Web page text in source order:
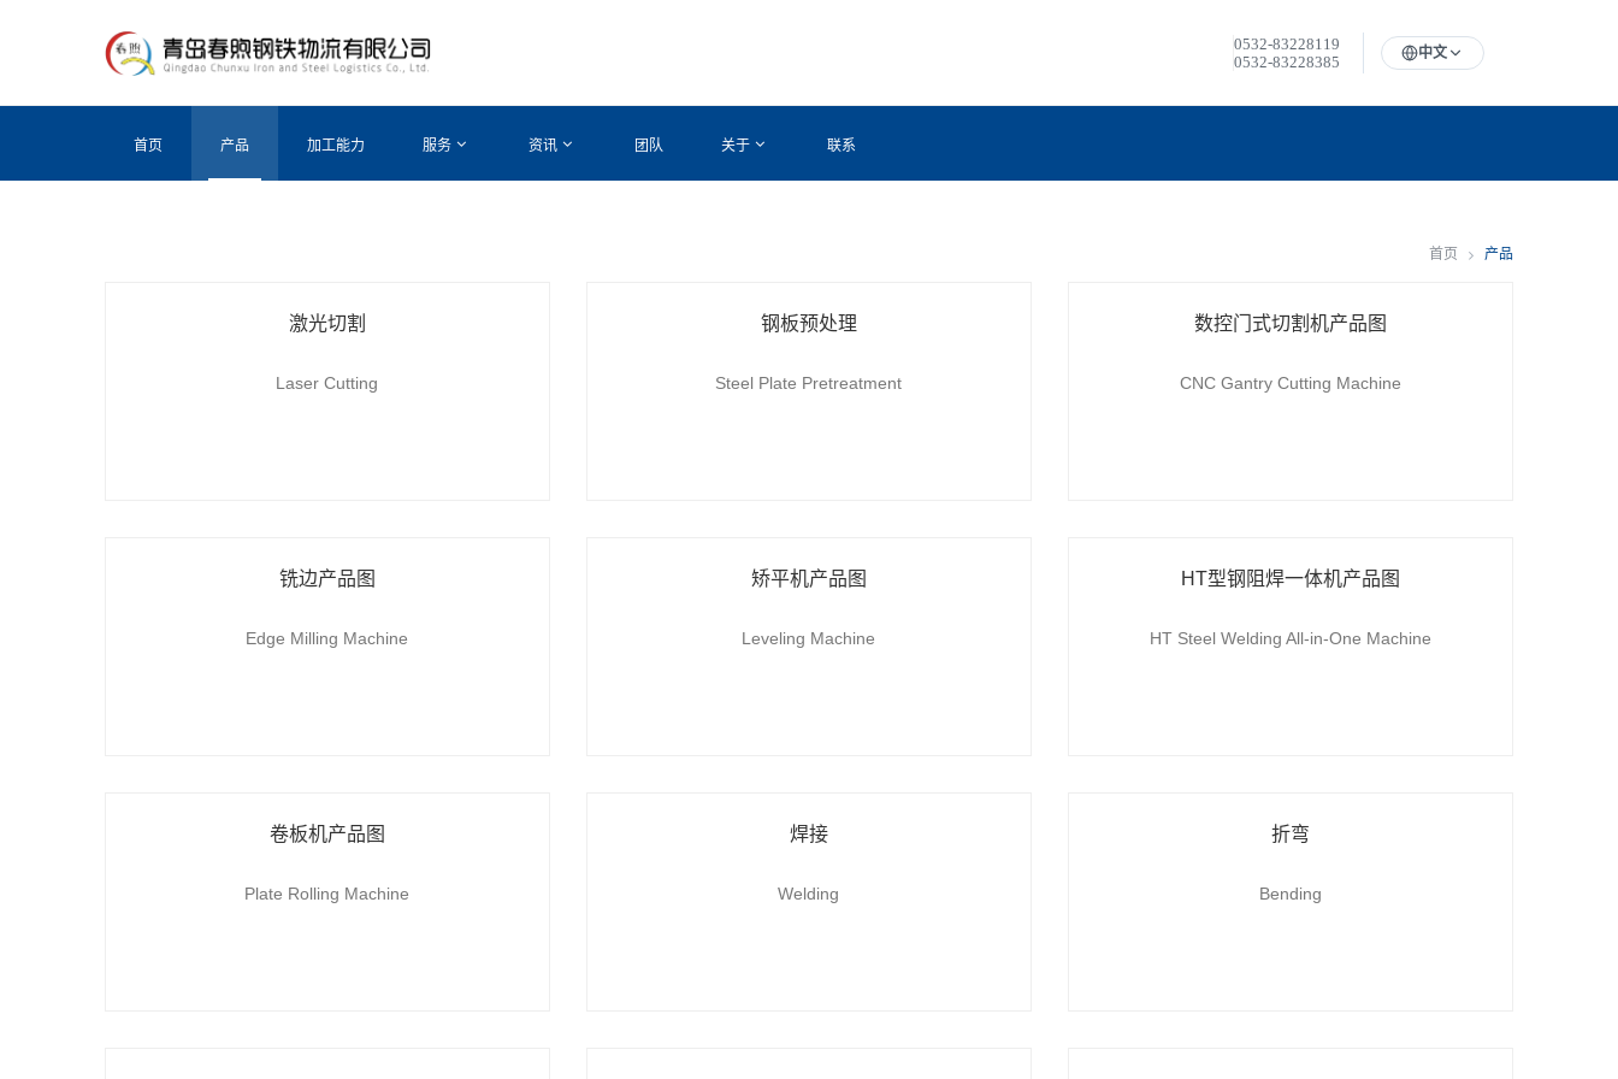
0532-83228119
0532-83228385
中文
首页 产品 加工能力 服务 资讯 团队 关于 联系
首页 产品
激光切割
Laser Cutting
钢板预处理
Steel Plate Pretreatment
数控门式切割机产品图
CNC Gantry Cutting Machine
铣边产品图
Edge Milling Machine
矫平机产品图
Leveling Machine
HT型钢阻焊一体机产品图
HT Steel Welding All-in-One Machine
卷板机产品图
Plate Rolling Machine
焊接
Welding
折弯
Bending